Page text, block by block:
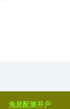
免息配资开户